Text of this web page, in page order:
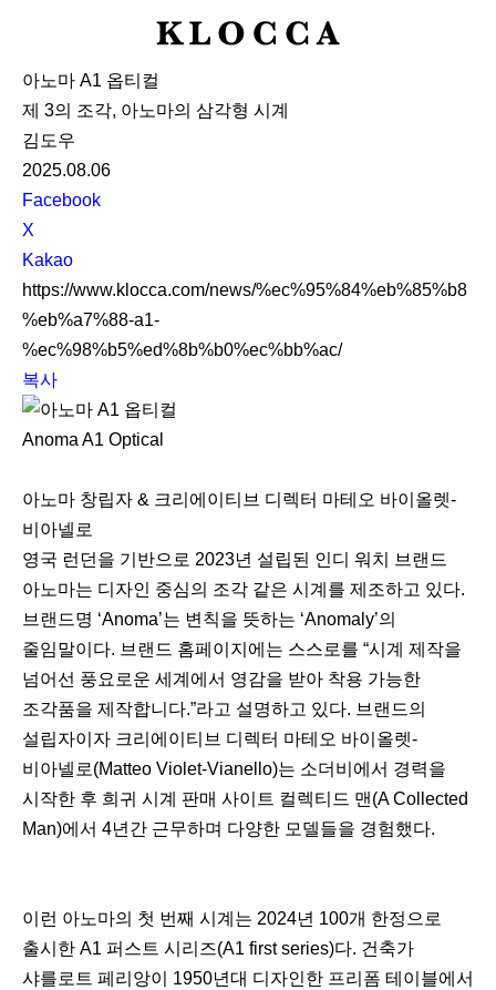
K
O
C
아노마 A1 옵티컬
제 3의 조각, 아노마의 삼각형 시계
김도우
2025.08.06
S
N
S
S
h
a
r
e
Facebook
X
Kakao
https://www.klocca.com/news/%ec%95%84%eb%85%b8
%eb%a7%88-a1-
%ec%98%b5%ed%8b%b0%ec%bb%ac/
복사
Anoma A1 Optical
아노마 창립자 & 크리에이티브 디렉터 마테오 바이올렛-
비아넬로
영국 런던을 기반으로 2023년 설립된 인디 워치 브랜드
아노마는 디자인 중심의 조각 같은 시계를 제조하고 있다.
브랜드명 ‘Anoma’는 변칙을 뜻하는 ‘Anomaly’의
줄임말이다. 브랜드 홈페이지에는 스스로를 “시계 제작을
넘어선 풍요로운 세계에서 영감을 받아 착용 가능한
조각품을 제작합니다.”라고 설명하고 있다. 브랜드의
설립자이자 크리에이티브 디렉터 마테오 바이올렛-
비아넬로(Matteo Violet-Vianello)는 소더비에서 경력을
시작한 후 희귀 시계 판매 사이트 컬렉티드 맨(A Collected
Man)에서 4년간 근무하며 다양한 모델들을 경험했다.
이런 아노마의 첫 번째 시계는 2024년 100개 한정으로
출시한 A1 퍼스트 시리즈(A1 first series)다. 건축가
샤를로트 페리앙이 1950년대 디자인한 프리폼 테이블에서